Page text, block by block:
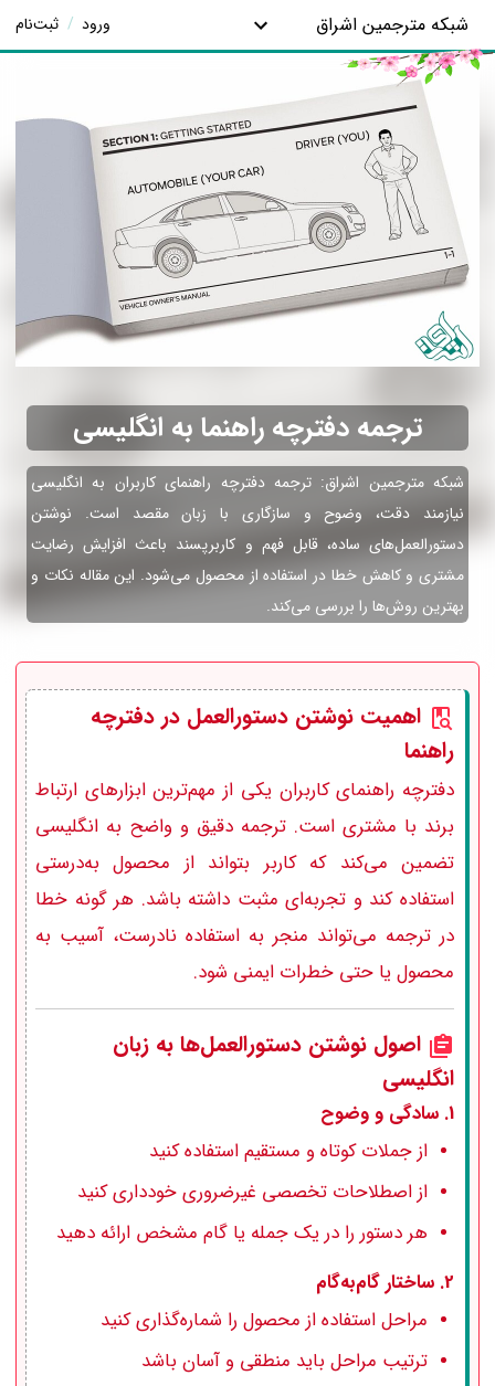
شبکه مترجمین اشراق ورود / ثبت‌نام
ترجمه دفترچه راهنما به انگلیسی
شبکه مترجمین اشراق: ترجمه دفترچه راهنمای کاربران به انگلیسی
نیازمند دقت، وضوح و سازگاری با زبان مقصد است. نوشتن
دستورالعمل‌های ساده، قابل فهم و کاربرپسند باعث افزایش رضایت
مشتری و کاهش خطا در استفاده از محصول می‌شود. این مقاله نکات و
بهترین روش‌ها را بررسی می‌کند.
اهمیت نوشتن دستورالعمل در دفترچه
راهنما
دفترچه راهنمای کاربران یکی از مهم‌ترین ابزارهای ارتباط
برند با مشتری است. ترجمه دقیق و واضح به انگلیسی
تضمین می‌کند که کاربر بتواند از محصول به‌درستی
استفاده کند و تجربه‌ای مثبت داشته باشد. هر گونه خطا
در ترجمه می‌تواند منجر به استفاده نادرست، آسیب به
محصول یا حتی خطرات ایمنی شود.
اصول نوشتن دستورالعمل‌ها به زبان
انگلیسی
1. سادگی و وضوح
از جملات کوتاه و مستقیم استفاده کنید
از اصطلاحات تخصصی غیرضروری خودداری کنید
هر دستور را در یک جمله یا گام مشخص ارائه دهید
2. ساختار گام‌به‌گام
مراحل استفاده از محصول را شماره‌گذاری کنید
ترتیب مراحل باید منطقی و آسان باشد